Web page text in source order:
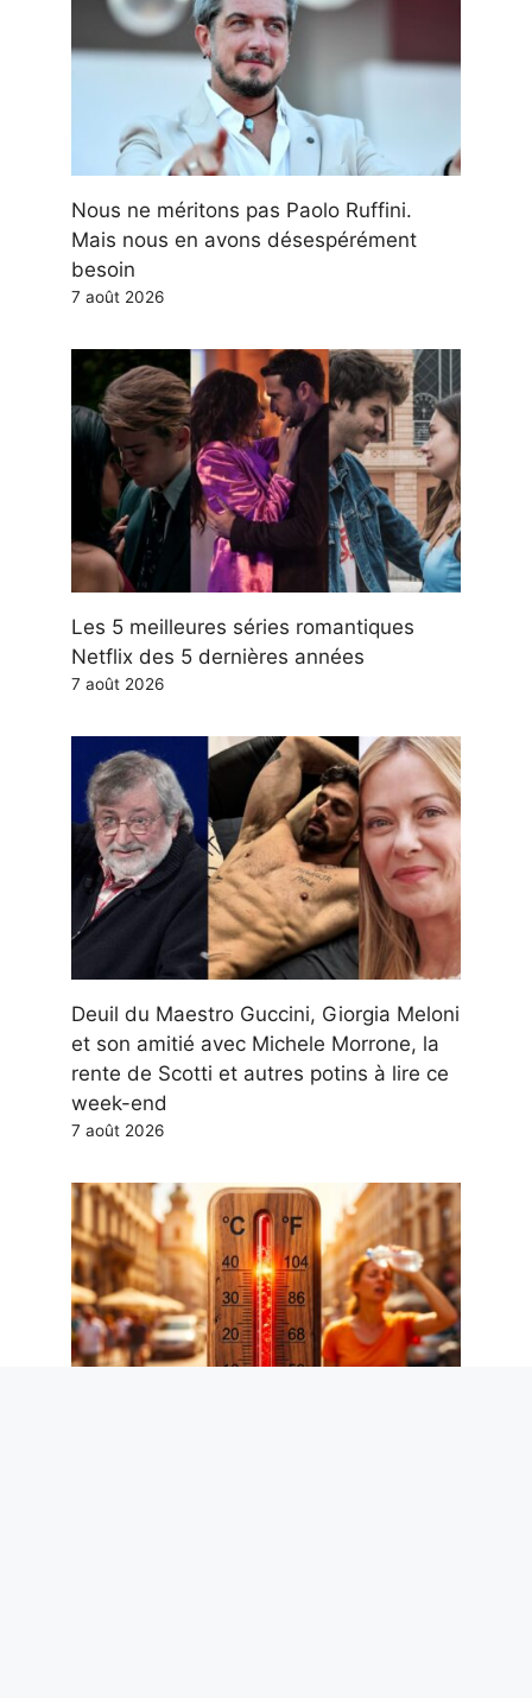
Nous ne méritons pas Paolo Ruffini.
Mais nous en avons désespérément
besoin
7 août 2026
Les 5 meilleures séries romantiques
Netflix des 5 dernières années
7 août 2026
Deuil du Maestro Guccini, Giorgia Meloni
et son amitié avec Michele Morrone, la
rente de Scotti et autres potins à lire ce
week-end
7 août 2026